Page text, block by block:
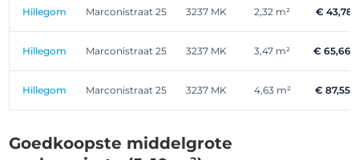
Hillegom Marconistraat 25 3237 MK 2,32 m² € 43,78
Hillegom Marconistraat 25 3237 MK 3,47 m² € 65,66 -
Hillegom Marconistraat 25 3237 MK 4,63 m² € 87,55
Goedkoopste middelgrote